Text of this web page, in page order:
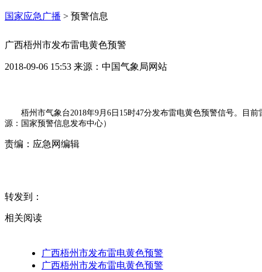
国家应急广播 > 预警信息
广西梧州市发布雷电黄色预警
2018-09-06 15:53 来源： 中国气象局网站
梧州市气象台2018年9月6日15时47分发布雷电黄色预警信号。目
源：国家预警信息发布中心）
责编： 应急网编辑
转发到：
相关阅读
广西梧州市发布雷电黄色预警
广西梧州市发布雷电黄色预警